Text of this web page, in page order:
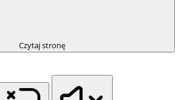
Czytaj stronę